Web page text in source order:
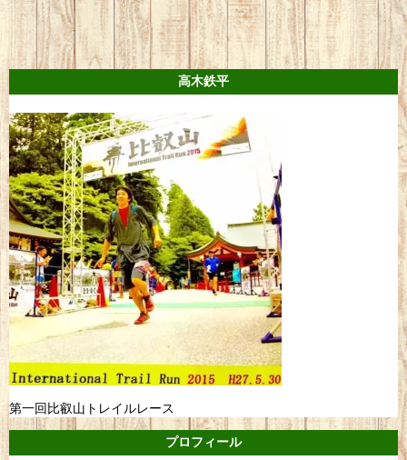
高木鉄平
第一回比叡山トレイルレース
プロフィール